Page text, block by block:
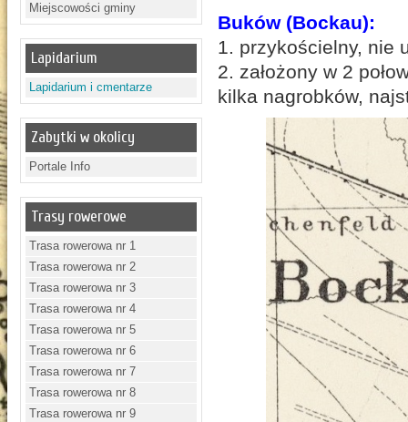
Miejscowości gminy
Lapidarium
Lapidarium i cmentarze
Zabytki w okolicy
Portale Info
Trasy rowerowe
Trasa rowerowa nr 1
Trasa rowerowa nr 2
Trasa rowerowa nr 3
Trasa rowerowa nr 4
Trasa rowerowa nr 5
Trasa rowerowa nr 6
Trasa rowerowa nr 7
Trasa rowerowa nr 8
Trasa rowerowa nr 9
Buków (Bockau):
1. przykościelny, nie
2. założony w 2
kilka nagrobków,